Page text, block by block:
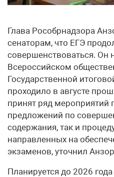
Глава Рособрнадзора
сенаторам, что ЕГЭ
совершенствоваться. Он
Всероссийском
Государственной
проходило в августе
принят ряд мероприятий
предложений по
содержания, так и
направленных на
экзаменов, уточнил
Планируется до 2026